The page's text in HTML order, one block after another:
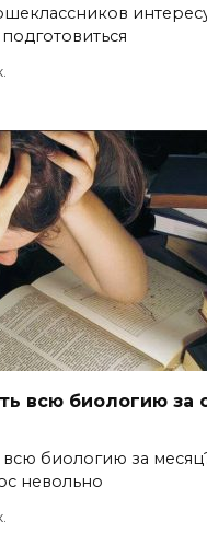
всю биологию за
всю биологию за
невольно